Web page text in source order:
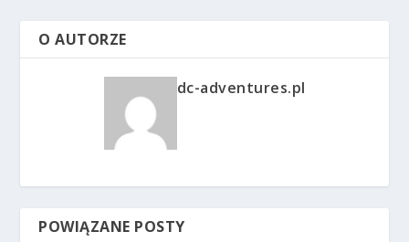
O AUTORZE
dc-adventures.pl
POWIĄZANE POSTY